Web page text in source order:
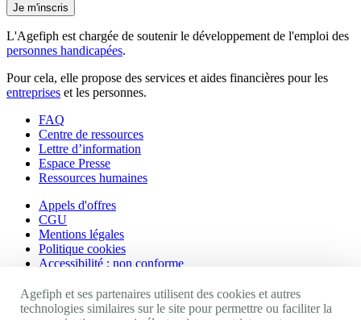
Je m'inscris
L'Agefiph est chargée de soutenir le développement de l'emploi des
personnes handicapées.
Pour cela, elle propose des services et aides financières pour les
entreprises et les personnes.
FAQ
Centre de ressources
Lettre d’information
Espace Presse
Ressources humaines
Appels d'offres
CGU
Mentions légales
Politique cookies
Accessibilité : non conforme
Nos autres sites
Agefiph et ses partenaires utilisent des cookies et autres
technologies similaires sur le site pour permettre ou faciliter la